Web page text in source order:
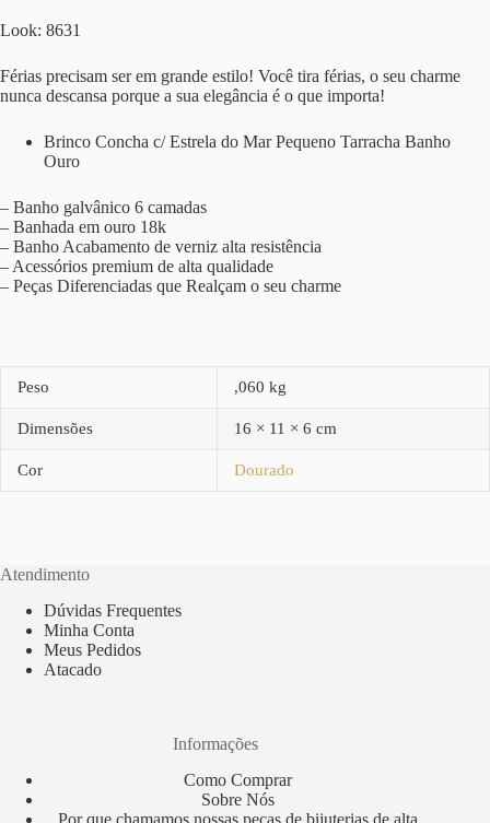
Look: 8631
Férias precisam ser em grande estilo! Você tira férias, o seu charme
nunca descansa porque a sua elegância é o que importa!
Brinco Concha c/ Estrela do Mar Pequeno Tarracha Banho
Ouro
– Banho galvânico 6 camadas
– Banhada em ouro 18k
– Banho Acabamento de verniz alta resistência
– Acessórios premium de alta qualidade
– Peças Diferenciadas que Realçam o seu charme
Peso ,060 kg
Dimensões 16 × 11 × 6 cm
Cor Dourado
Atendimento
Dúvidas Frequentes
Minha Conta
Meus Pedidos
Atacado
Informações
Como Comprar
Sobre Nós
Por que chamamos nossas peças de bijuterias de alta